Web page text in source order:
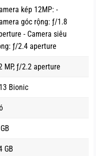
thước màn hình nhỏ
của iPhone 11 Pro là
ngoài ánh sáng mặt
trải nghiệm hình ảnh
tượng của sản
kép 12MP: -
góc rộng: ƒ/1.8
- Camera siêu
ƒ/2.4 aperture
MP, ƒ/2.2 aperture
Bionic
GB